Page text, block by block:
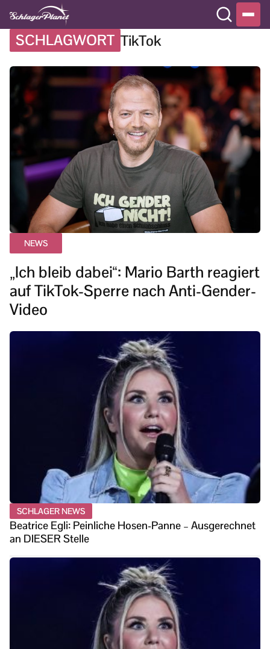
SCHLAGWORT TikTok
NEWS
„Ich bleib dabei“: Mario Barth reagiert
auf TikTok-Sperre nach Anti-Gender-
Video
SCHLAGER NEWS
Beatrice Egli: Peinliche Hosen-Panne – Ausgerechnet
an DIESER Stelle